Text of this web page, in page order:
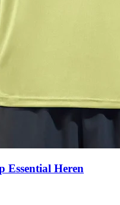
Essential Heren